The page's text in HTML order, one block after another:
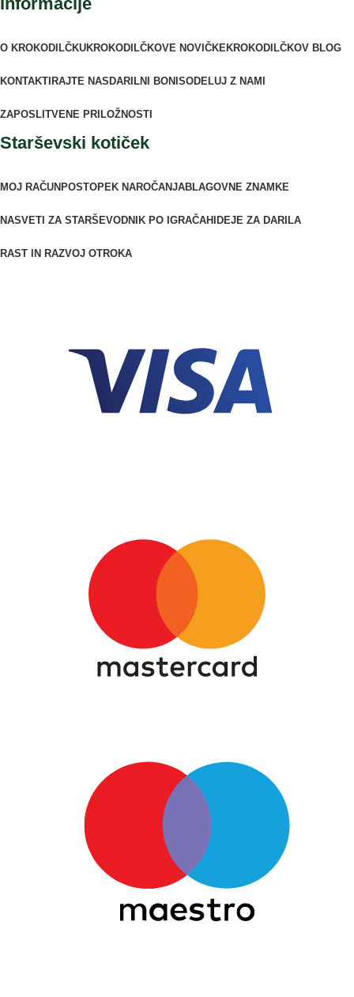
O KROKODILČKUKROKODILČKOVE NOVIČKEKROKODILČKOV BLOG
KONTAKTIRAJTE NASDARILNI BONISODELUJ Z NAMI
ZAPOSLITVENE PRILOŽNOSTI
Starševski kotiček
MOJ RAČUNPOSTOPEK NAROČANJABLAGOVNE ZNAMKE
NASVETI ZA STARŠEVODNIK PO IGRAČAHIDEJE ZA DARILA
RAST IN RAZVOJ OTROKA